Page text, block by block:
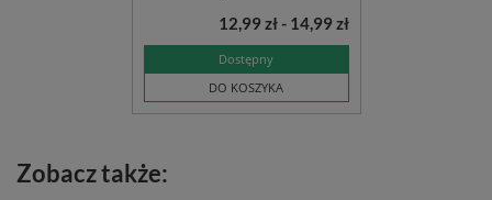
Dostępny
DO KOSZYKA
12,99 zł - 14,99 zł
Zobacz także: